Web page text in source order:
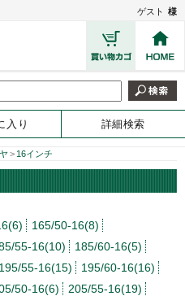
ゲスト 様
入り 詳細検索
> 16インチ
165/50-16(8)
55-16(10)
185/60-16(5)
195/55-16(15)
195/60-16(16)
50-16(6)
205/55-16(19)